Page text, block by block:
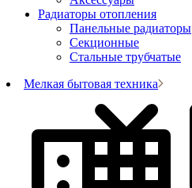
Радиаторы отопления
Панельные радиаторы
Секционные
Стальные трубчатые
Мелкая бытовая техника